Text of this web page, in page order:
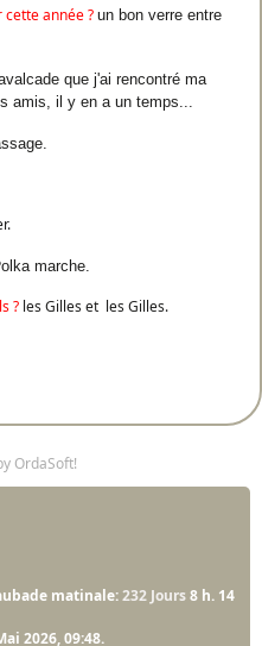
année ?un bon verre entre
que j'ai rencontré ma
amis, il y en a un temps...
olka marche.
? les Gilles et les Gilles.
OrdaSoft!
matinale:232 Jours8 h. 14
2026, 09:48.